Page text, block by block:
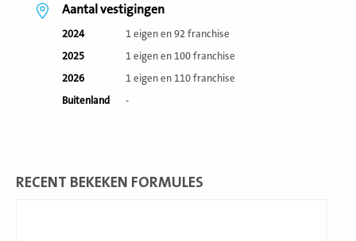
Aantal vestigingen
2024
1 eigen en 92 franchise
2025
1 eigen en 100 franchise
2026
1 eigen en 110 franchise
Buitenland
-
RECENT BEKEKEN FORMULES